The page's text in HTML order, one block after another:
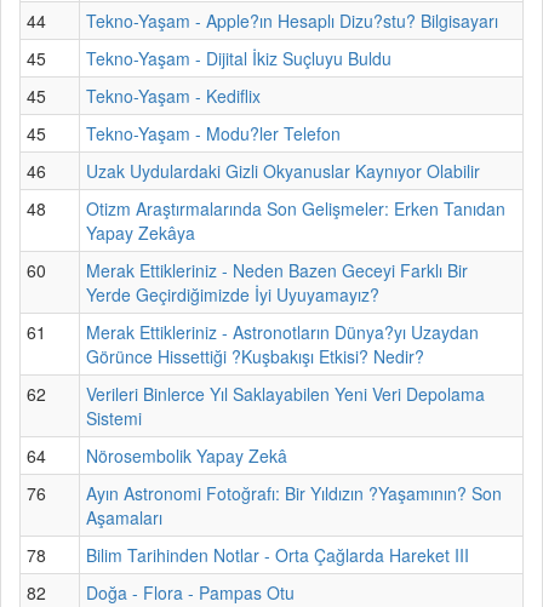
44
Tekno-Yaşam - Apple?ın Hesaplı Dizu?stu? Bilgisayarı
45
Tekno-Yaşam - Dijital İkiz Suçluyu Buldu
45
Tekno-Yaşam - Kediflix
45
Tekno-Yaşam - Modu?ler Telefon
46
Uzak Uydulardaki Gizli Okyanuslar Kaynıyor Olabilir
48
Otizm Araştırmalarında Son Gelişmeler: Erken Tanıdan
Yapay Zekâya
60
Merak Ettikleriniz - Neden Bazen Geceyi Farklı Bir
Yerde Geçirdiğimizde İyi Uyuyamayız?
61
Merak Ettikleriniz - Astronotların Dünya?yı Uzaydan
Görünce Hissettiği ?Kuşbakışı Etkisi? Nedir?
62
Verileri Binlerce Yıl Saklayabilen Yeni Veri Depolama
Sistemi
64
Nörosembolik Yapay Zekâ
76
Ayın Astronomi Fotoğrafı: Bir Yıldızın ?Yaşamının? Son
Aşamaları
78
Bilim Tarihinden Notlar - Orta Çağlarda Hareket III
82
Doğa - Flora - Pampas Otu